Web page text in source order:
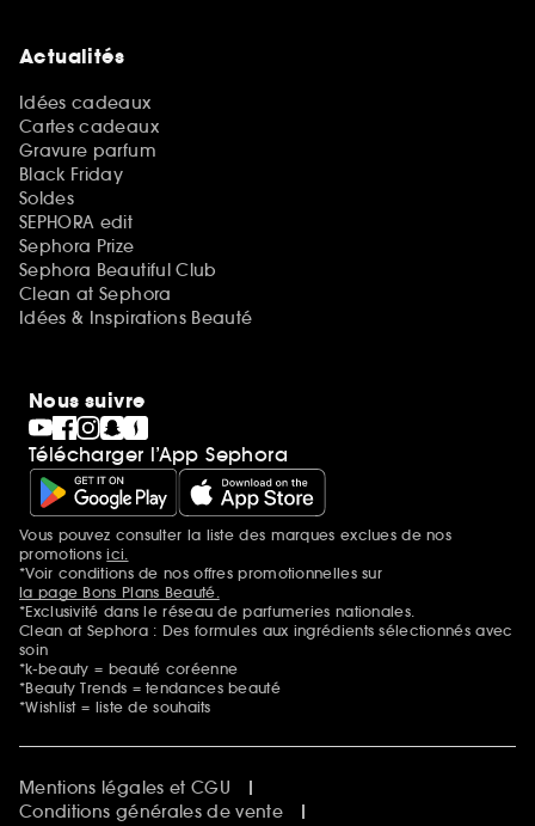
Actualités
Idées cadeaux
Cartes cadeaux
Gravure parfum
Black Friday
Soldes
SEPHORA edit
Sephora Prize
Sephora Beautiful Club
Clean at Sephora
Idées & Inspirations Beauté
Nous suivre
Télécharger l’App Sephora
Mentions additionnelles
Vous pouvez consulter la liste des marques exclues de nos
promotionsici.
*Voir conditions de nos offres promotionnelles sur
la page Bons Plans Beauté.
*Exclusivité dans le réseau de parfumeries nationales.
Clean at Sephora : Des formules aux ingrédients sélectionnés avec
soin
*k-beauty = beauté coréenne
*Beauty Trends = tendances beauté
*Wishlist = liste de souhaits
Mentions légales et CGU
Conditions générales de vente